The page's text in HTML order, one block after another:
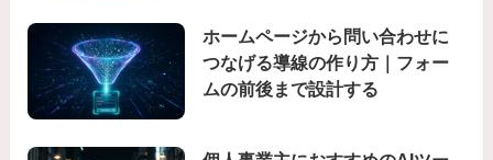
ホームページから問い合わせに
つなげる導線の作り方｜フォー
ムの前後まで設計する